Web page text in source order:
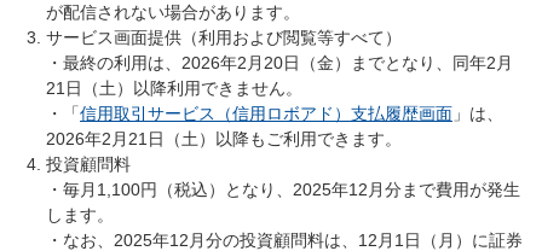
が配信されない場合があります。
サービス画面提供（利用および閲覧等すべて）
・最終の利用は、2026年2月20日（金）までとなり、同年2月
21日（土）以降利用できません。
・「信用取引サービス（信用ロボアド）支払履歴画面 」は、
2026年2月21日（土）以降もご利用できます。
投資顧問料
・毎月1,100円（税込）となり、2025年12月分まで費用が発生
します。
・なお、2025年12月分の投資顧問料は、12月1日（月）に証券